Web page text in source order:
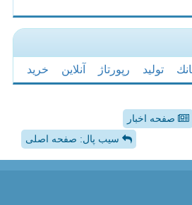
تولید رپورتاژ آنلاین خرید
صفحه اخبار
سیب پال: صفحه اصلی